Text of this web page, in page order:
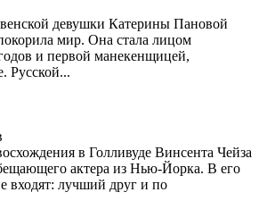
девушки Катерины Пановой
мир. Она стала лицом
и первой манекенщицей,
Русской...
в Голливуде Винсента Чейза
актера из Нью-Йорка. В его
входят: лучший друг и по